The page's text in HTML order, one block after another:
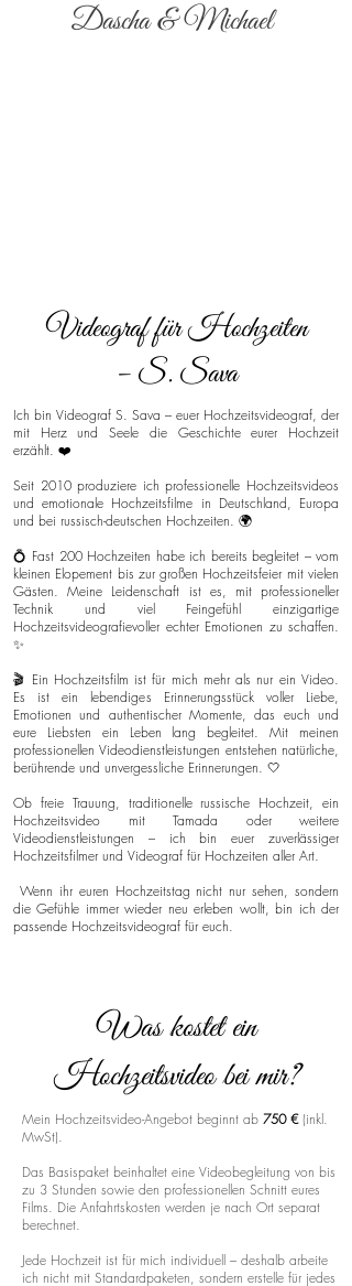
Dascha & Michael
Videograf für Hochzeiten
– S. Sava
Ich bin Videograf S. Sava – euer Hochzeitsvideograf, der
mit Herz und Seele die Geschichte eurer Hochzeit
erzählt. ❤️
Seit 2010 produziere ich professionelle Hochzeitsvideos
und emotionale Hochzeitsfilme in Deutschland, Europa
und bei russisch-deutschen Hochzeiten. 🌍
💍 Fast 200 Hochzeiten habe ich bereits begleitet – vom
kleinen Elopement bis zur großen Hochzeitsfeier mit vielen
Gästen. Meine Leidenschaft ist es, mit professioneller
Technik und viel Feingefühl einzigartige
Hochzeitsvideografievoller echter Emotionen zu schaffen.
✨
🎬 Ein Hochzeitsfilm ist für mich mehr als nur ein Video.
Es ist ein lebendiges Erinnerungsstück voller Liebe,
Emotionen und authentischer Momente, das euch und
eure Liebsten ein Leben lang begleitet. Mit meinen
professionellen Videodienstleistungen entstehen natürliche,
berührende und unvergessliche Erinnerungen. 🤍
Ob freie Trauung, traditionelle russische Hochzeit, ein
Hochzeitsvideo mit Tamada oder weitere
Videodienstleistungen – ich bin euer zuverlässiger
Hochzeitsfilmer und Videograf für Hochzeiten aller Art.
Wenn ihr euren Hochzeitstag nicht nur sehen, sondern
die Gefühle immer wieder neu erleben wollt, bin ich der
passende Hochzeitsvideograf für euch.
Was kostet ein
Hochzeitsvideo bei mir?
Mein Hochzeitsvideo-Angebot beginnt ab 750 € (inkl.
MwSt).
Das Basispaket beinhaltet eine Videobegleitung von bis
zu 3 Stunden sowie den professionellen Schnitt eures
Films. Die Anfahrtskosten werden je nach Ort separat
berechnet.
Jede Hochzeit ist für mich individuell – deshalb arbeite
ich nicht mit Standardpaketen, sondern erstelle für jedes